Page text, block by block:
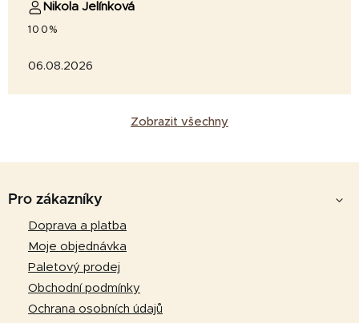
Nikola Jelínková
100%
06.08.2026
Zobrazit všechny
Pro zákazníky
Doprava a platba
Moje objednávka
Paletový prodej
Obchodní podmínky
Ochrana osobních údajů